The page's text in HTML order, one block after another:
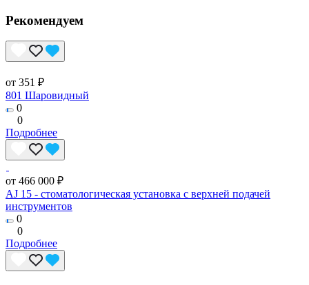
Рекомендуем
от 351 ₽
801 Шаровидный
0
0
Подробнее
от 466 000 ₽
AJ 15 - стоматологическая установка с верхней подачей
инструментов
0
0
Подробнее